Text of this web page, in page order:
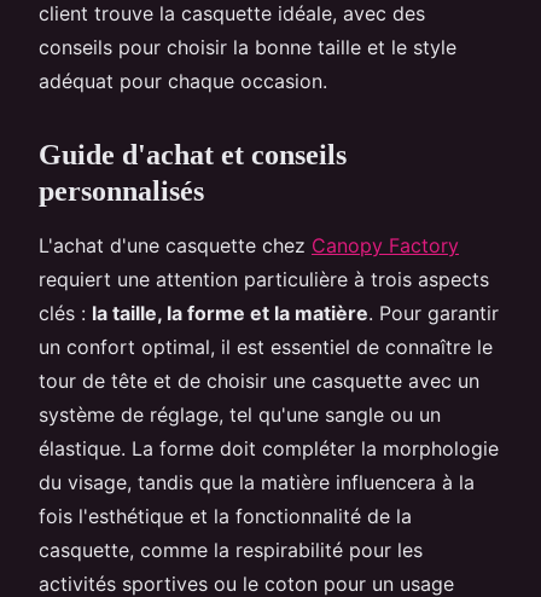
client trouve la casquette idéale, avec des
conseils pour choisir la bonne taille et le style
adéquat pour chaque occasion.
Guide d'achat et conseils
personnalisés
L'achat d'une casquette chez Canopy Factory
requiert une attention particulière à trois aspects
clés : la taille, la forme et la matière. Pour garantir
un confort optimal, il est essentiel de connaître le
tour de tête et de choisir une casquette avec un
système de réglage, tel qu'une sangle ou un
élastique. La forme doit compléter la morphologie
du visage, tandis que la matière influencera à la
fois l'esthétique et la fonctionnalité de la
casquette, comme la respirabilité pour les
activités sportives ou le coton pour un usage